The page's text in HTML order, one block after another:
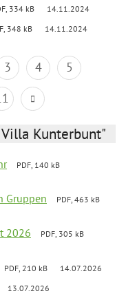
334 kB 14.11.2024
348 kB 14.11.2024
3 4
5
Kunterbunt"
PDF, 140 kB
Gruppen
PDF, 463 kB
2026
PDF, 305 kB
PDF, 210 kB 14.07.2026
13.07.2026